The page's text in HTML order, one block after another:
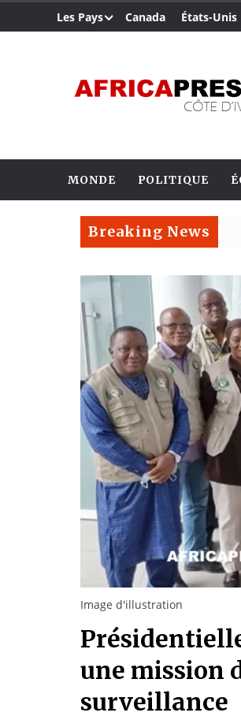
Les Pays Canada États-Unis
MONDE POLITIQUE
Breaking News
Image d'illustration
une mission
surveillance